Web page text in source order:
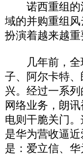
诺西重组的
域的并购重组
扮演着越来越重
几年前，全
子、阿尔卡特
兴。经过一系
网络业务，朗
电则干脆关门
是华为营收逼
是：爱立信、